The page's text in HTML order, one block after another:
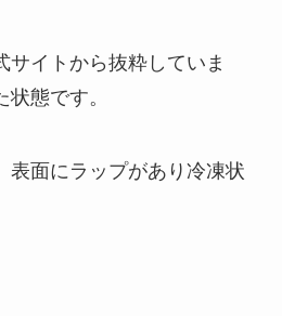
サイトから抜粋していま
態です。
表面にラップがあり冷凍状